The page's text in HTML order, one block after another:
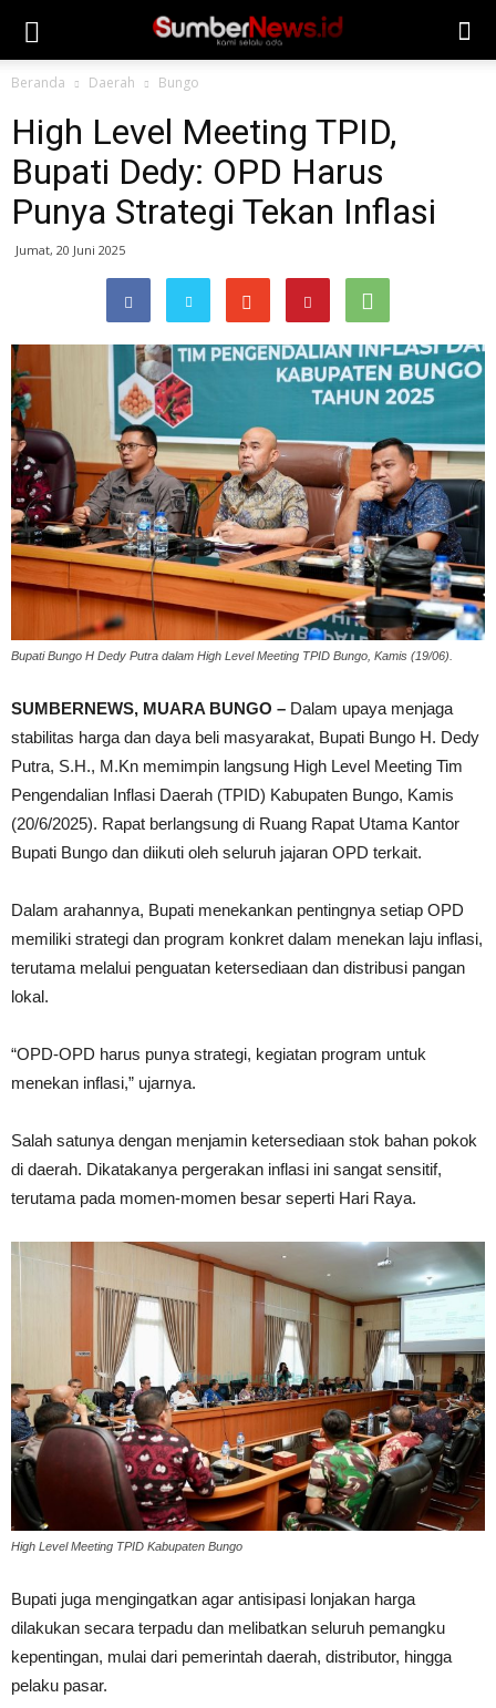
Beranda Daerah Bungo
High Level Meeting TPID,
Bupati Dedy: OPD Harus
Punya Strategi Tekan Inflasi
Jumat, 20 Juni 2025
Bupati Bungo H Dedy Putra dalam High Level Meeting TPID Bungo, Kamis (19/06).
SUMBERNEWS, MUARA BUNGO – Dalam upaya menjaga
stabilitas harga dan daya beli masyarakat, Bupati Bungo H. Dedy
Putra, S.H., M.Kn memimpin langsung High Level Meeting Tim
Pengendalian Inflasi Daerah (TPID) Kabupaten Bungo, Kamis
(20/6/2025). Rapat berlangsung di Ruang Rapat Utama Kantor
Bupati Bungo dan diikuti oleh seluruh jajaran OPD terkait.
Dalam arahannya, Bupati menekankan pentingnya setiap OPD
memiliki strategi dan program konkret dalam menekan laju inflasi,
terutama melalui penguatan ketersediaan dan distribusi pangan
lokal.
“OPD-OPD harus punya strategi, kegiatan program untuk
menekan inflasi,” ujarnya.
Salah satunya dengan menjamin ketersediaan stok bahan pokok
di daerah. Dikatakanya pergerakan inflasi ini sangat sensitif,
terutama pada momen-momen besar seperti Hari Raya.
High Level Meeting TPID Kabupaten Bungo
Bupati juga mengingatkan agar antisipasi lonjakan harga
dilakukan secara terpadu dan melibatkan seluruh pemangku
kepentingan, mulai dari pemerintah daerah, distributor, hingga
pelaku pasar.